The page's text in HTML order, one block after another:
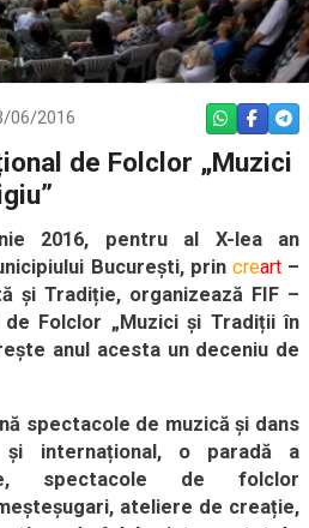
06/2016 WHATSAPP
de Folclor „Muzici
2016, pentru al X-lea an
București, prin creart –
și Tradiție, organizează FIF –
Folclor „Muzici și Tradiții în
anul acesta un deceniu de
spectacole de muzicăși dans
internațional, o paradă a
spectacole de folclor
ateliere de creație,